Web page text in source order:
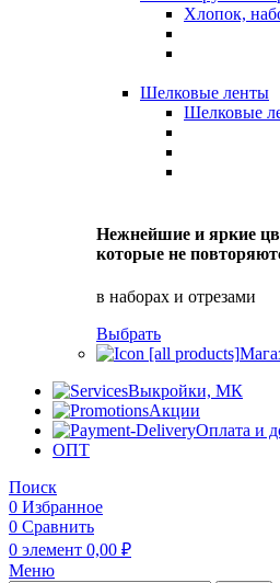
Хлопок,
Шелковые ленты
Шелковые
Нежнейшие и яркие
которые не
в наборах и отрезами
Выбрать
Выкройки, МК
Акции
Оплата и
ОПТ
Поиск
0 Избранное
0 Сравнить
0 элемент 0,00 ₽
Меню